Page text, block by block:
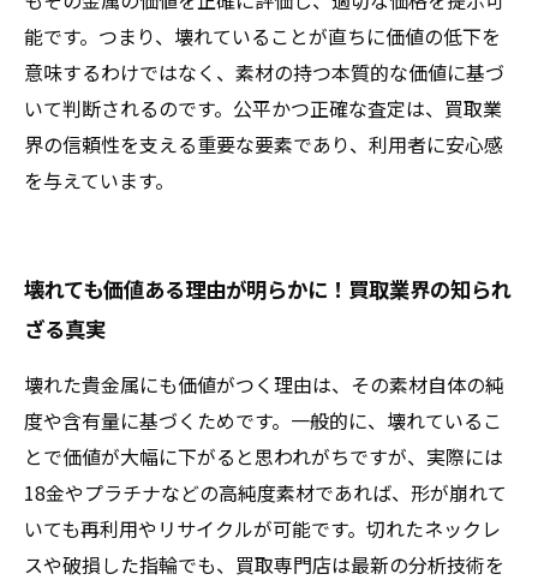
能です。つまり、壊れていることが直ちに価値の低下を
意味するわけではなく、素材の持つ本質的な価値に基づ
いて判断されるのです。公平かつ正確な査定は、買取業
界の信頼性を支える重要な要素であり、利用者に安心感
を与えています。
壊れても価値ある理由が明らかに！買取業界の知られ
ざる真実
壊れた貴金属にも価値がつく理由は、その素材自体の純
度や含有量に基づくためです。一般的に、壊れているこ
とで価値が大幅に下がると思われがちですが、実際には
18金やプラチナなどの高純度素材であれば、形が崩れて
いても再利用やリサイクルが可能です。切れたネックレ
スや破損した指輪でも、買取専門店は最新の分析技術を